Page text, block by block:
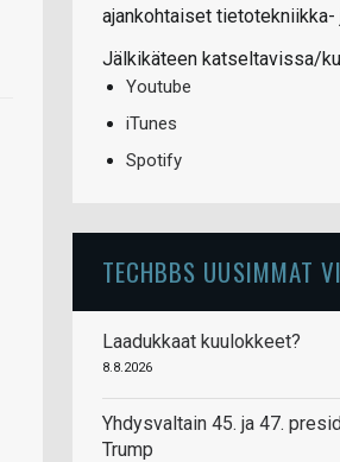
ajankohtaiset tietotekniikka-
Jälkikäteen katseltavissa/
Youtube
iTunes
Spotify
TECHBBS UUSIMMAT
Laadukkaat kuulokkeet?
8.8.2026
Yhdysvaltain 45. ja 47.
Trump